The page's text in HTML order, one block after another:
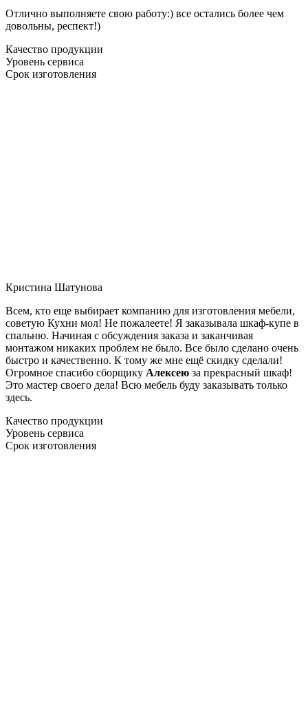
Отлично выполняете свою работу:) все остались более чем
довольны, респект!)
Качество продукции
Уровень сервиса
Срок изготовления
Кристина Шатунова
Всем, кто еще выбирает компанию для изготовления мебели,
советую Кухни мол! Не пожалеете! Я заказывала шкаф-купе в
спальню. Начиная с обсуждения заказа и заканчивая
монтажом никаких проблем не было. Все было сделано очень
быстро и качественно. К тому же мне ещё скидку сделали!
Огромное спасибо сборщику Алексею за прекрасный шкаф!
Это мастер своего дела! Всю мебель буду заказывать только
здесь.
Качество продукции
Уровень сервиса
Срок изготовления